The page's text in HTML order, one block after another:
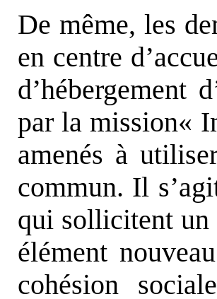
De même, les
en centre
d’hébergement
par la mission«
amenés à
commun. Il
qui sollicitent un
élément
cohésion